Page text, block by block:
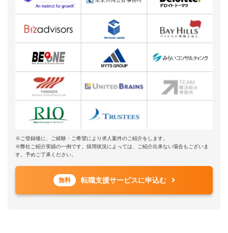
※ご登録後に、ご経験・ご希望により求人案件のご紹介をします。
※弊社ご紹介実績の一例です。採用状況によっては、ご紹介出来ない場合もございま
す。予めご了承ください。
無料 転職支援サービスに申込む